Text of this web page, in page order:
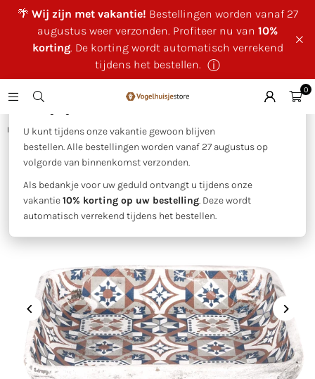
🌴 Wij zijn met vakantie! Bestellingen worden vanaf 27
augustus weer verzonden. Profiteer nu van 10%
korting. De korting wordt automatisch verrekend
tijdens het bestellen. ⓘ
×
U kunt tijdens onze vakantie gewoon blijven
bestellen. Alle bestellingen worden vanaf 27 augustus op
volgorde van binnenkomst verzonden.
Als bedankje voor uw geduld ontvangt u tijdens onze
vakantie10% korting op uw bestelling. Deze wordt
automatisch verrekend tijdens het bestellen.
0
Huis Vogelbad - Portugese tegels